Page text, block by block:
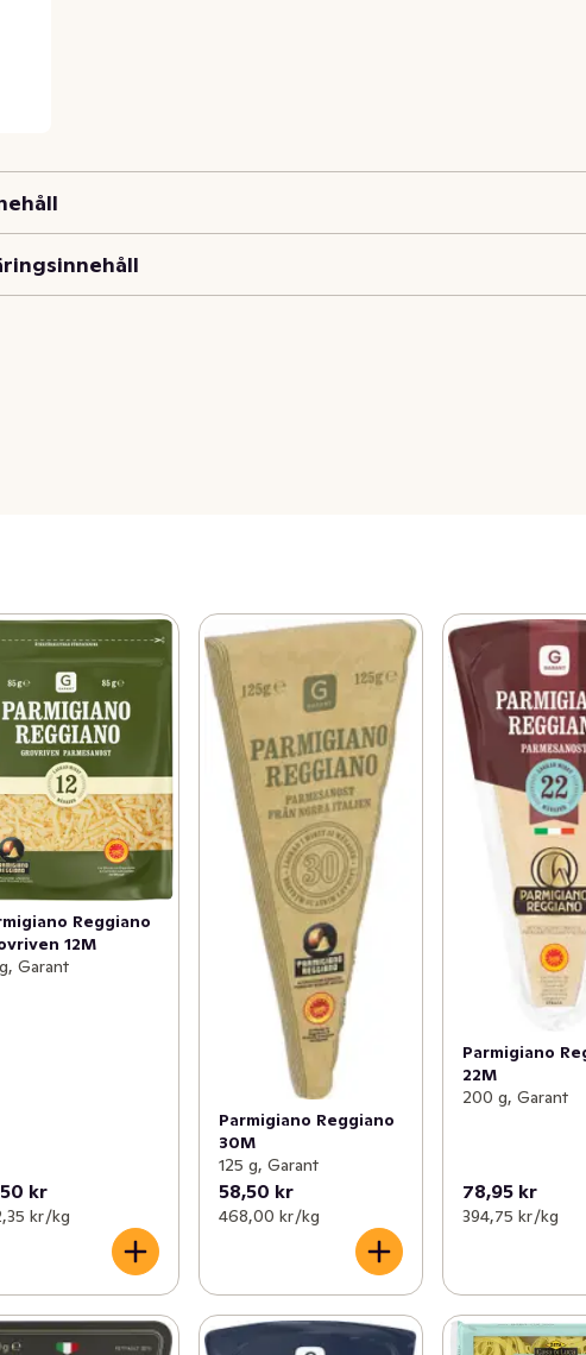
Reggiano
12M
Garant
kr
kr /kg
Parmigiano Reggiano
30M
125 g, Garant
58,50 kr
468,00 kr /kg
Parmigiano
22M
200 g, Garant
78,95 kr
394,75 kr /kg